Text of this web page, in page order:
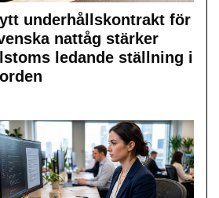
underhållskontrakt för
nattåg stärker
ledande ställning i